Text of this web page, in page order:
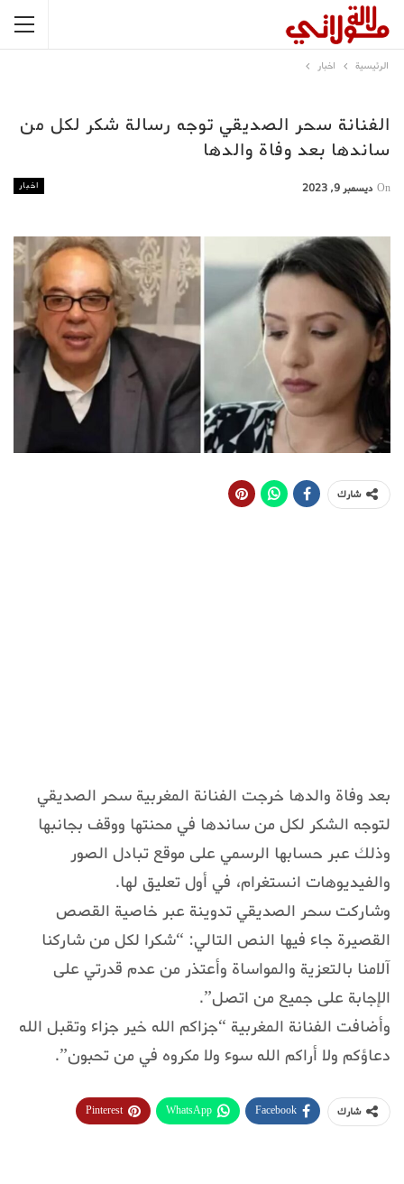
الرئيسية اخبار
الفنانة سحر الصديقي توجه رسالة شكر لكل من
ساندها بعد وفاة والدها
اخبار On ديسمبر 9, 2023
شارك
بعد وفاة والدها خرجت الفنانة المغربية سحر الصديقي
لتوجه الشكر لكل من ساندها في محنتها ووقف بجانبها
وذلك عبر حسابها الرسمي على موقع تبادل الصور
والفيديوهات انستغرام، في أول تعليق لها.
وشاركت سحر الصديقي تدوينة عبر خاصية القصص
القصيرة جاء فيها النص التالي: “شكرا لكل من شاركنا
آلامنا بالتعزية والمواساة وأعتذر من عدم قدرتي على
الإجابة على جميع من اتصل”.
وأضافت الفنانة المغربية “جزاكم الله خير جزاء وتقبل الله
دعاؤكم ولا أراكم الله سوء ولا مكروه في من تحبون”.
شارك Facebook
WhatsApp
Pinterest